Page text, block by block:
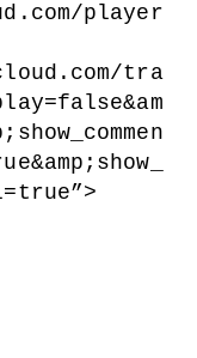
player
tra